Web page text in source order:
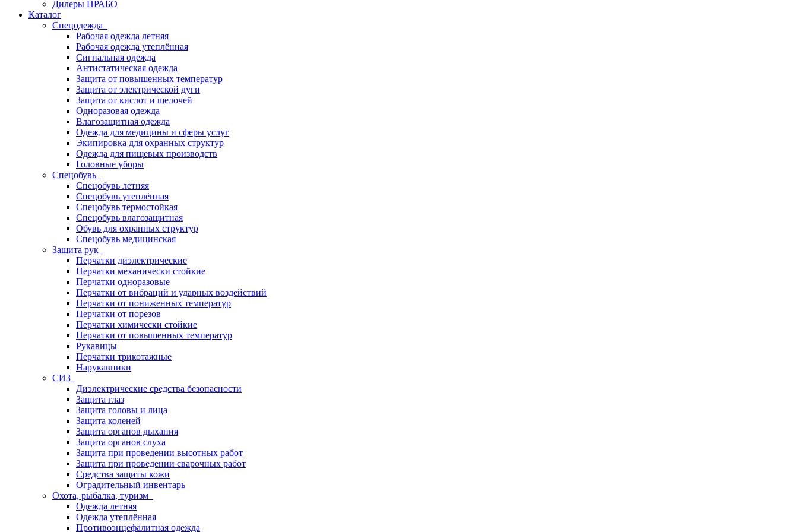
Дилеры ПРАБО
Каталог
Спецодежда
Рабочая одежда летняя
Рабочая одежда утеплённая
Сигнальная одежда
Антистатическая одежда
Защита от повышенных температур
Защита от электрической дуги
Защита от кислот и щелочей
Одноразовая одежда
Влагозащитная одежда
Одежда для медицины и сферы услуг
Экипировка для охранных структур
Одежда для пищевых производств
Головные уборы
Спецобувь
Спецобувь летняя
Спецобувь утеплённая
Спецобувь термостойкая
Спецобувь влагозащитная
Обувь для охранных структур
Спецобувь медицинская
Защита рук
Перчатки диэлектрические
Перчатки механически стойкие
Перчатки одноразовые
Перчатки от вибраций и ударных воздействий
Перчатки от пониженных температур
Перчатки от порезов
Перчатки химически стойкие
Перчатки от повышенных температур
Рукавицы
Перчатки трикотажные
Нарукавники
СИЗ
Диэлектрические средства безопасности
Защита глаз
Защита головы и лица
Защита коленей
Защита органов дыхания
Защита органов слуха
Защита при проведении высотных работ
Защита при проведении сварочных работ
Средства защиты кожи
Оградительный инвентарь
Охота, рыбалка, туризм
Одежда летняя
Одежда утеплённая
Противоэнцефалитная одежда